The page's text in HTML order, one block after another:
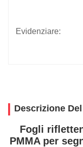
Evidenziare:
Descrizione
Fogli
PMMA per